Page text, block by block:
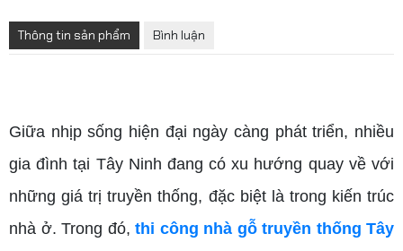
Thông tin sản phẩm Bình luận
Giữa nhịp sống hiện đại ngày càng phát triển, nhiều
gia đình tại Tây Ninh đang có xu hướng quay về với
những giá trị truyền thống, đặc biệt là trong kiến trúc
nhà ở. Trong đó, thi công nhà gỗ truyền thống Tây